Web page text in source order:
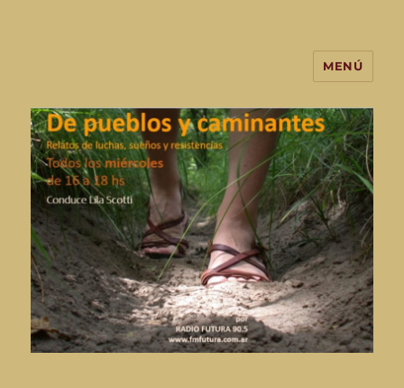
De Pueblos y Caminantes-
programa de radio
MENÚ